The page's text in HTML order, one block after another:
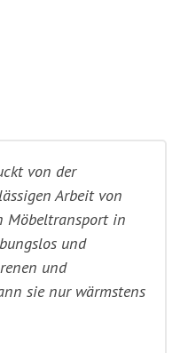
von der
Arbeit von
Möbeltransport in
und
und
sie nur wärmstens